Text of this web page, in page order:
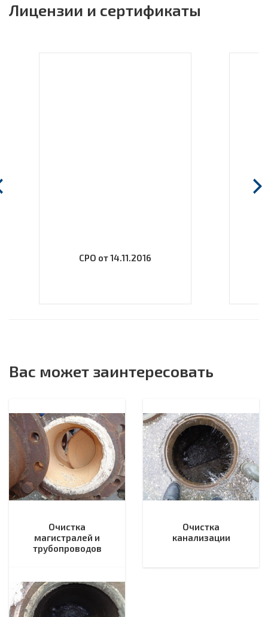
Лицензии и сертификаты
СРО от 14.11.2016
Вас может заинтересовать
Очистка
магистралей и
трубопроводов
Очистка
канализации